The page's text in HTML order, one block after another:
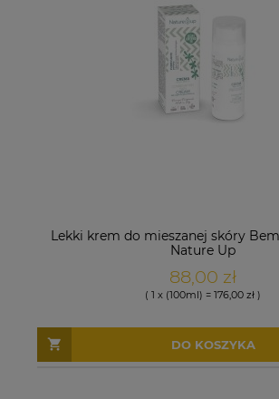
Lekki krem do mieszanej skóry
Nature Up
88,00 zł
( 1 x (100ml) = 176,00 zł )
DO KOSZYKA